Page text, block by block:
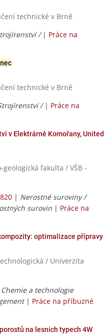
technické v Brně
/ | Práce na
technické v Brně
/ | Práce na
v Elektrárně Komořany, United
fakulta / VŠB -
| Nerostné suroviny /
surovin | Práce na
optimalizace přípravy
/ Univerzita
Chemie a technologie
| Práce na příbuzné
na lesních typech 4W